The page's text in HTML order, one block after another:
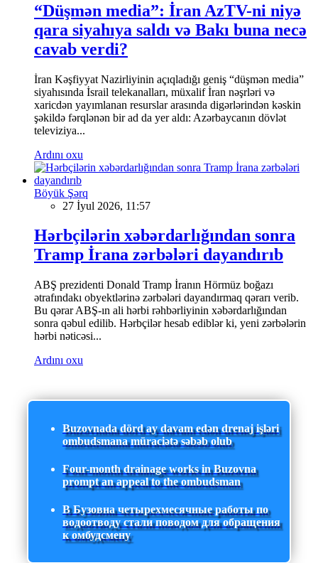
“Düşmən media”: İran AzTV-ni niyə
qara siyahıya saldı və Bakı buna necə
cavab verdi?
İran Kəşfiyyat Nazirliyinin açıqladığı geniş “düşmən media”
siyahısında İsrail telekanalları, müxalif İran nəşrləri və
xaricdən yayımlanan resurslar arasında digərlərindən kəskin
şəkildə fərqlənən bir ad da yer aldı: Azərbaycanın dövlət
televiziya...
Ardını oxu
Böyük Şərq
27 İyul 2026, 11:57
Hərbçilərin xəbərdarlığından sonra
Tramp İrana zərbələri dayandırıb
ABŞ prezidenti Donald Tramp İranın Hörmüz boğazı
ətrafındakı obyektlərinə zərbələri dayandırmaq qərarı verib.
Bu qərar ABŞ-ın ali hərbi rəhbərliyinin xəbərdarlığından
sonra qəbul edilib. Hərbçilər hesab ediblər ki, yeni zərbələrin
hərbi nəticəsi...
Ardını oxu
Buzovnada dörd ay davam edən drenaj işləri
ombudsmana müraciətə səbəb olub
Four-month drainage works in Buzovna
prompt an appeal to the ombudsman
В Бузовна четырехмесячные работы по
водоотводу стали поводом для обращения
к омбудсмену